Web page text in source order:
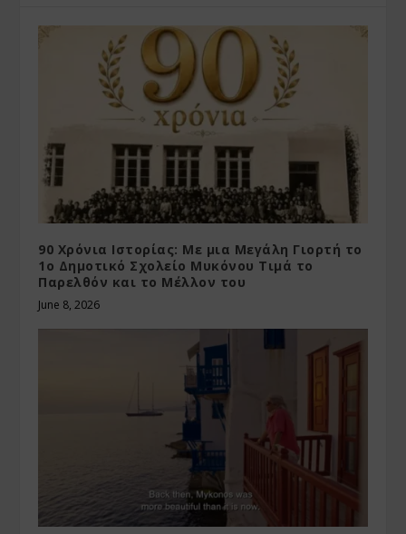
90 Χρόνια Ιστορίας: Με μια Μεγάλη Γιορτή το
1ο Δημοτικό Σχολείο Μυκόνου Τιμά το
Παρελθόν και το Μέλλον του
June 8, 2026